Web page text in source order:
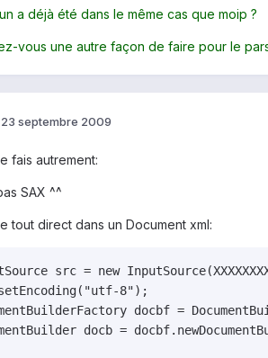
a déjà été dans le même cas que moip ?
vous une autre façon de faire pour le
23 septembre 2009
fais autrement:
SAX ^^
tout direct dans un Document xml:
src = new
8");
docbf =
docb =